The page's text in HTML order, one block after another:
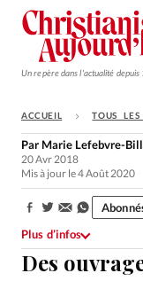
Un repère dans l'actualité
Monde
Opinions
Tous les articles
ACCUEIL TOUS LES
Des
Par Marie Lefebvre-
20 Avr 2018
Mis à jour le 4 Août 2020
Partager:
Plus d’infos